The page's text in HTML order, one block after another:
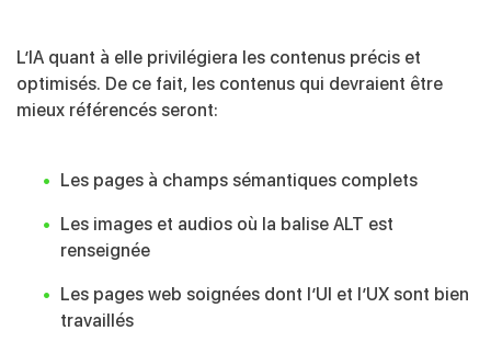
L’IA quant à elle privilégiera les contenus précis et
optimisés. De ce fait, les contenus qui devraient être
mieux référencés seront:
Les pages à champs sémantiques complets
Les images et audios où la balise ALT est
renseignée
Les pages web soignées dont l’UI et l’UX sont bien
travaillés